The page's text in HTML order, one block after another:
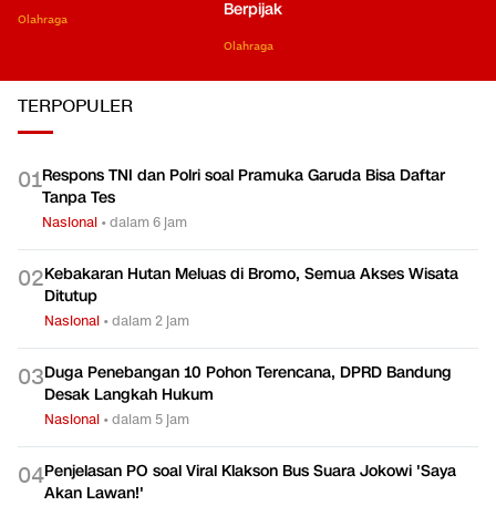
Olahraga
Berpijak
Olahraga
TERPOPULER
01Respons TNI dan Polri soal Pramuka Garuda Bisa Daftar
Tanpa Tes
Nasional •dalam 6 jam
02Kebakaran Hutan Meluas di Bromo, Semua Akses Wisata
Ditutup
Nasional •dalam 2 jam
03Duga Penebangan 10 Pohon Terencana, DPRD Bandung
Desak Langkah Hukum
Nasional •dalam 5 jam
04Penjelasan PO soal Viral Klakson Bus Suara Jokowi 'Saya
Akan Lawan!'